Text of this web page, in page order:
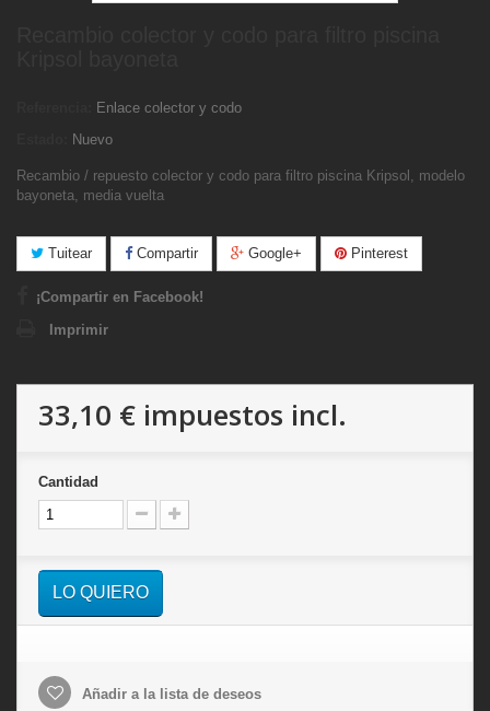
Enlace colector y codo
Nuevo
Recambio / repuesto colector y codo para filtro piscina Kripsol, modelo
bayoneta, media vuelta
Tuitear Compartir Google+ Pinterest
¡Compartir en Facebook!
Imprimir
33,10 € impuestos incl.
Cantidad
LO QUIERO
Añadir a la lista de deseos